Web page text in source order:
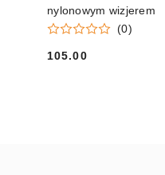
nylonowym wizjerem
(0)
Cena:
105.00